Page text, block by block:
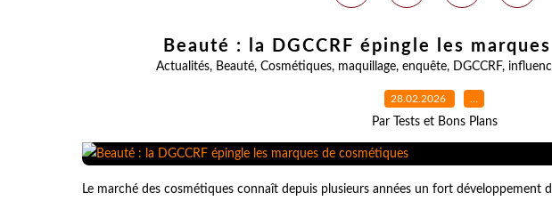
Beauté : la DGCCRF épingle les
Actualités, Beauté, Cosmétiques, maquillage, enquête, DGCCRF,
28.02.2026 …
Par Tests et Bons Plans
Le marché des cosmétiques connaît depuis plusieurs années un fort développement